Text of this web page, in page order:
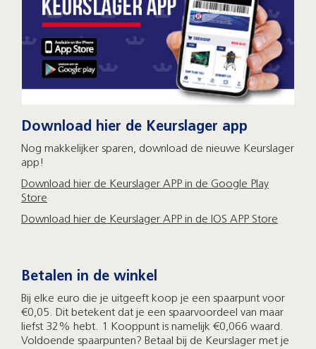
Download hier de Keurslager app
Nog makkelijker sparen, download de nieuwe Keurslager
app!
Download hier de Keurslager APP in de Google Play
Store
Download hier de Keurslager APP in de IOS APP Store
Betalen in de winkel
Bij elke euro die je uitgeeft koop je een spaarpunt voor
€0,05. Dit betekent dat je een spaarvoordeel van maar
liefst 32% hebt. 1 Kooppunt is namelijk €0,066 waard.
Voldoende spaarpunten? Betaal bij de Keurslager met je